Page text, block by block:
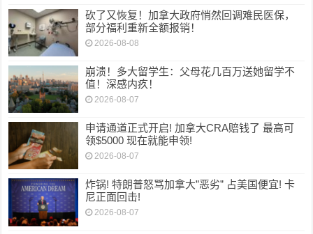
砍了又恢复！加拿大政府悄然回调难民医保，
部分福利重新全额报销！
2026-08-08
崩溃！多大留学生：父母花几百万送她留学不
值！深感内疚！
2026-08-07
申请通道正式开启! 加拿大CRA赔钱了 最高可
领$5000 现在就能申领!
2026-08-07
炸锅! 特朗普怒骂加拿大”恶劣” 占美国便宜! 卡
尼正面回击!
2026-08-07